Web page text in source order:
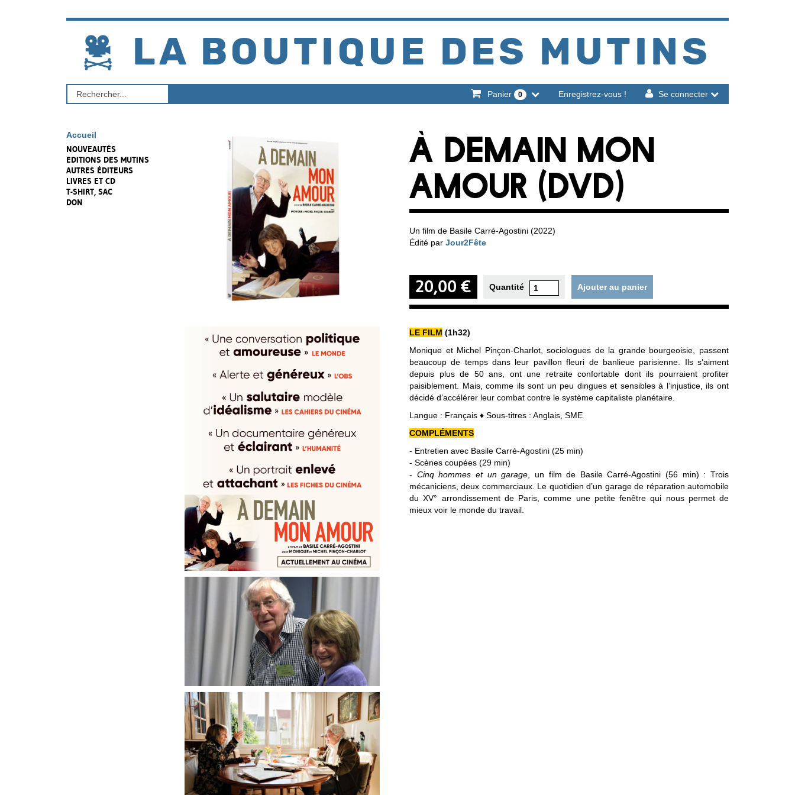
LA BOUTIQUE DES MUTINS
Rechercher
un
Enregistrez-vous ! Se connecter
Panier 0
Accueil
NOUVEAUTÉS
EDITIONS DES MUTINS
AUTRES ÉDITEURS
LIVRES ET CD
T-SHIRT, SAC
DON
À DEMAIN MON
AMOUR (DVD)
Un film de Basile Carré-Agostini (2022)
Édité par Jour2Fête
20,00 € Quantité Ajouter au panier
LE FILM (1h32)
Monique et Michel Pinçon-Charlot, sociologues de la grande bourgeoisie, passent
beaucoup de temps dans leur pavillon fleuri de banlieue parisienne. Ils s’aiment
depuis plus de 50 ans, ont une retraite confortable dont ils pourraient profiter
paisiblement. Mais, comme ils sont un peu dingues et sensibles à l’injustice, ils ont
décidé d’accélérer leur combat contre le système capitaliste planétaire.
Langue : Français ♦ Sous-titres : Anglais, SME
COMPLÉMENTS
- Entretien avec Basile Carré-Agostini (25 min)
- Scènes coupées (29 min)
- Cinq hommes et un garage , un film de Basile Carré-Agostini (56 min) : Trois
mécaniciens, deux commerciaux. Le quotidien d’un garage de réparation automobile
du XV° arrondissement de Paris, comme une petite fenêtre qui nous permet de
mieux voir le monde du travail.